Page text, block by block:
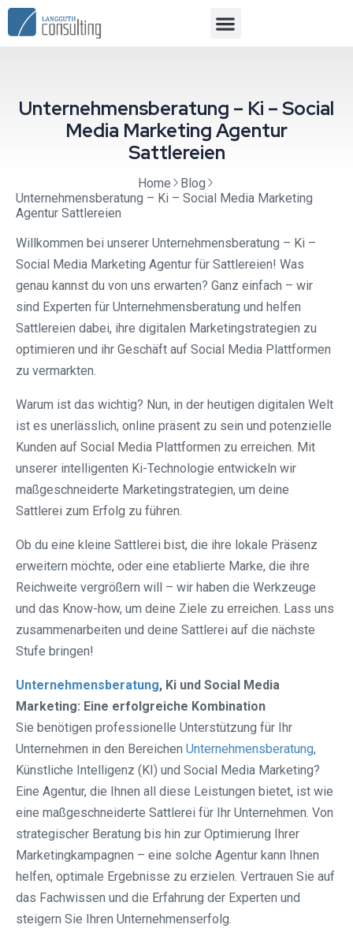
Unternehmensberatung – Ki – Social
Media Marketing Agentur
Sattlereien
Home
Blog
Unternehmensberatung – Ki – Social Media Marketing
Agentur Sattlereien
Willkommen bei unserer Unternehmensberatung – Ki –
Social Media Marketing Agentur für Sattlereien! Was
genau kannst du von uns erwarten? Ganz einfach – wir
sind Experten für Unternehmensberatung und helfen
Sattlereien dabei, ihre digitalen Marketingstrategien zu
optimieren und ihr Geschäft auf Social Media Plattformen
zu vermarkten.
Warum ist das wichtig? Nun, in der heutigen digitalen Welt
ist es unerlässlich, online präsent zu sein und potenzielle
Kunden auf Social Media Plattformen zu erreichen. Mit
unserer intelligenten Ki-Technologie entwickeln wir
maßgeschneiderte Marketingstrategien, um deine
Sattlerei zum Erfolg zu führen.
Ob du eine kleine Sattlerei bist, die ihre lokale Präsenz
erweitern möchte, oder eine etablierte Marke, die ihre
Reichweite vergrößern will – wir haben die Werkzeuge
und das Know-how, um deine Ziele zu erreichen. Lass uns
zusammenarbeiten und deine Sattlerei auf die nächste
Stufe bringen!
Unternehmensberatung, Ki und Social Media
Marketing: Eine erfolgreiche Kombination
Sie benötigen professionelle Unterstützung für Ihr
Unternehmen in den Bereichen Unternehmensberatung,
Künstliche Intelligenz (KI) und Social Media Marketing?
Eine Agentur, die Ihnen all diese Leistungen bietet, ist wie
eine maßgeschneiderte Sattlerei für Ihr Unternehmen. Von
strategischer Beratung bis hin zur Optimierung Ihrer
Marketingkampagnen – eine solche Agentur kann Ihnen
helfen, optimale Ergebnisse zu erzielen. Vertrauen Sie auf
das Fachwissen und die Erfahrung der Experten und
steigern Sie Ihren Unternehmenserfolg.